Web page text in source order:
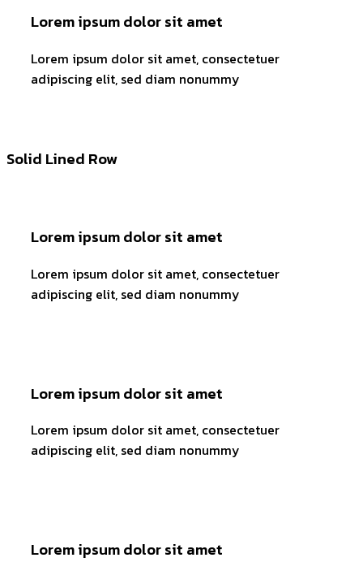
Lorem ipsum dolor sit amet
Lorem ipsum dolor sit amet, consectetuer
adipiscing elit, sed diam nonummy
Solid Lined Row
Lorem ipsum dolor sit amet
Lorem ipsum dolor sit amet, consectetuer
adipiscing elit, sed diam nonummy
Lorem ipsum dolor sit amet
Lorem ipsum dolor sit amet, consectetuer
adipiscing elit, sed diam nonummy
Lorem ipsum dolor sit amet